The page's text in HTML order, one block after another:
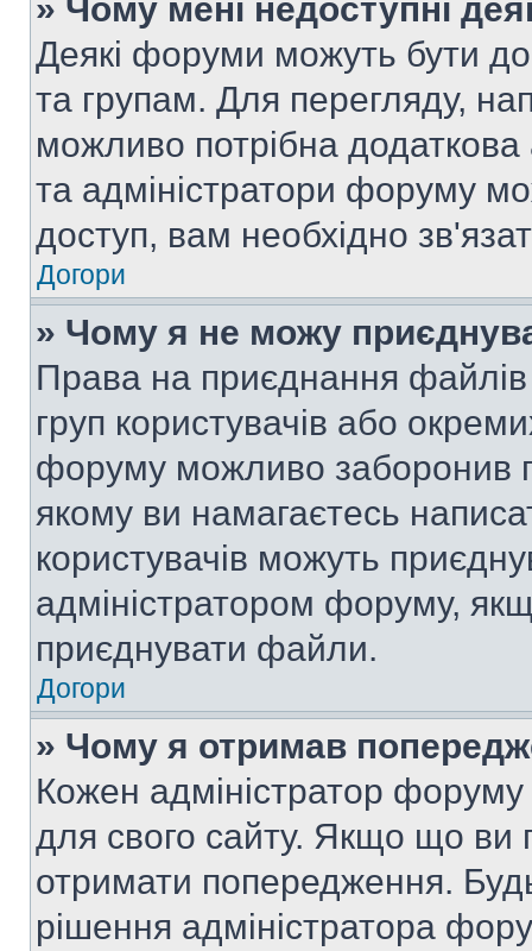
» Чому мені недоступні
Деякі форуми можуть бути
та групам. Для перегляду,
можливо потрібна
та адміністратори форуму
доступ, вам необхідно
Догори
» Чому я не можу
Права на приєднання
груп користувачів або
форуму можливо заборонив
якому ви намагаєтесь
користувачів можуть
адміністратором форуму,
приєднувати файли.
Догори
» Чому я отримав
Кожен адміністратор
для свого сайту. Якщо що
отримати попередження.
рішення адміністратора